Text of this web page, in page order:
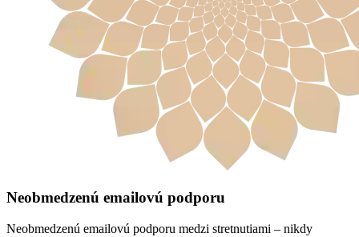
Neobmedzenú emailovú podporu
Neobmedzenú emailovú podporu medzi stretnutiami – nikdy